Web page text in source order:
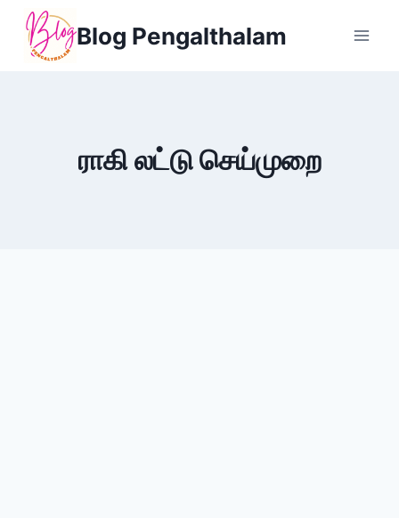
Skip
content
Blog Pengalthalam
ராகி லட்டு செய்முறை